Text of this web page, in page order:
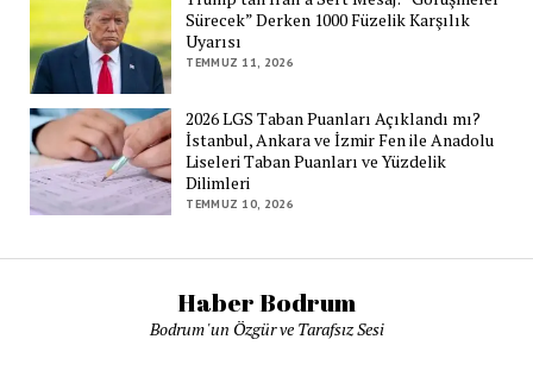
Sürecek” Derken 1000 Füzelik Karşılık
Uyarısı
TEMMUZ 11, 2026
2026 LGS Taban Puanları Açıklandı mı?
İstanbul, Ankara ve İzmir Fen ile Anadolu
Liseleri Taban Puanları ve Yüzdelik
Dilimleri
TEMMUZ 10, 2026
Haber Bodrum
Bodrum 'un Özgür ve Tarafsız Sesi